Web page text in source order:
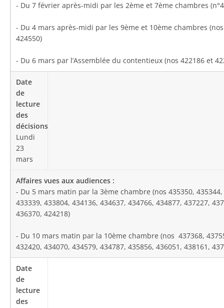
- Du 7 février après-midi par les 2ème et 7ème chambres
- Du 4 mars après-midi par les 9ème et 10ème chambres
424550)
- Du 6 mars par l’Assemblée du contentieux (nos 422186 et
Lundi
23
mars
- Du 5 mars matin par la 3ème chambre (nos 435350,
433339, 433804, 434136, 434637, 434766, 434877, 437227,
436370, 424218)
- Du 10 mars matin par la 10ème chambre (nos 437368,
432420, 434070, 434579, 434787, 435856, 436051, 438161,